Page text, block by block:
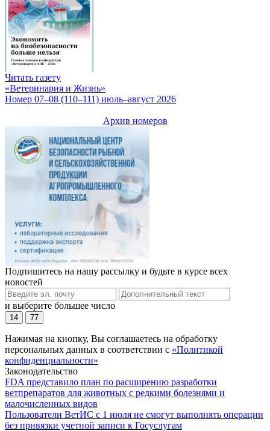
Читать газету
«Ветеринария и Жизнь»
Номер 07–08 (110–111) июль–август 2026
Архив номеров
Подпишитесь на нашу рассылку и будьте в курсе всех
новостей
и выберите большее число
14 77
Нажимая на кнопку, Вы соглашаетесь на обработку
персональных данных в соответствии с «Политикой
конфиденциальности»
Законодательство
FDA представило план по расширению разработки
ветпрепаратов для животных с редкими болезнями и
малочисленных видов
Пользователи ВетИС с 1 июля не смогут выполнять операции
без привязки учетной записи к Госуслугам